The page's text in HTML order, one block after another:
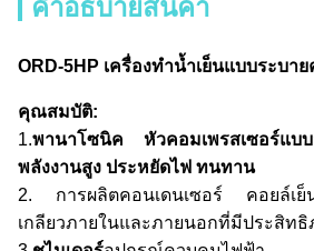
คำอธิบายสินค้า
ORD-5HP เครื่องทำน้ำเย็นแบบระบา
คุณสมบัติ:
1.พานาโซนิค
หัวคอมเพรสเซอร์
พลังงานสูง ประหยัดไฟ ทนทาน
2. การผลิตคอนเดนเซอร์ คอยล์เย็
เกลียวภายในและภายนอกที่มีประสิทธิ